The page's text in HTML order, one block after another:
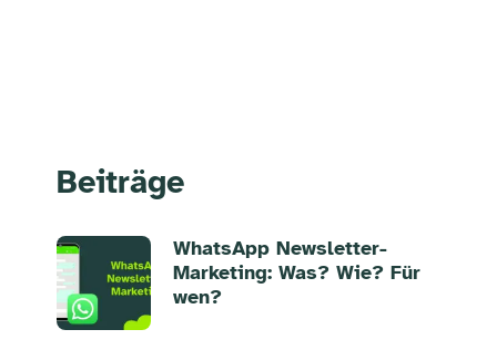
Beiträge
WhatsApp Newsletter-
Marketing: Was? Wie? Für
wen?